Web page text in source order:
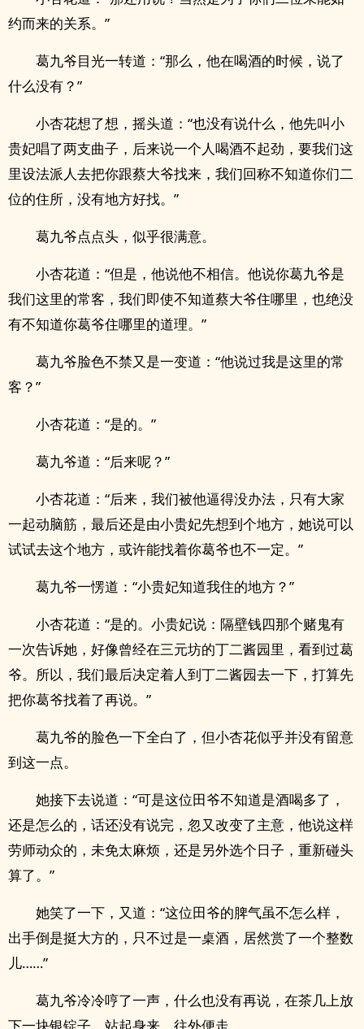
约而来的关系。”
葛九爷目光一转道：“那么，他在喝酒的时候，说了
什么没有？”
小杏花想了想，摇头道：“也没有说什么，他先叫小
贵妃唱了两支曲子，后来说一个人喝酒不起劲，要我们这
里设法派人去把你跟蔡大爷找来，我们回称不知道你们二
位的住所，没有地方好找。”
葛九爷点点头，似乎很满意。
小杏花道：“但是，他说他不相信。他说你葛九爷是
我们这里的常客，我们即使不知道蔡大爷住哪里，也绝没
有不知道你葛爷住哪里的道理。”
葛九爷脸色不禁又是一变道：“他说过我是这里的常
客？”
小杏花道：“是的。”
葛九爷道：“后来呢？”
小杏花道：“后来，我们被他逼得没办法，只有大家
一起动脑筋，最后还是由小贵妃先想到个地方，她说可以
试试去这个地方，或许能找着你葛爷也不一定。”
葛九爷一愣道：“小贵妃知道我住的地方？”
小杏花道：“是的。小贵妃说：隔壁钱四那个赌鬼有
一次告诉她，好像曾经在三元坊的丁二酱园里，看到过葛
爷。所以，我们最后决定着人到丁二酱园去一下，打算先
把你葛爷找着了再说。”
葛九爷的脸色一下全白了，但小杏花似乎并没有留意
到这一点。
她接下去说道：“可是这位田爷不知道是酒喝多了，
还是怎么的，话还没有说完，忽又改变了主意，他说这样
劳师动众的，未免太麻烦，还是另外选个日子，重新碰头
算了。”
她笑了一下，又道：“这位田爷的脾气虽不怎么样，
出手倒是挺大方的，只不过是一桌酒，居然赏了一个整数
儿……”
葛九爷冷冷哼了一声，什么也没有再说，在茶几上放